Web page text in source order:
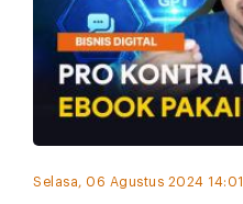
Selasa, 06 Agustus 2024 14:01